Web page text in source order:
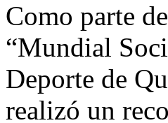
Como parte
“Mundial
Deporte de
realizó un